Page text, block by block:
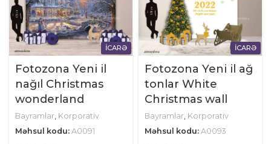
İCARƏ
Fotozona Yeni il
nağıl Christmas
wonderland
Bayramlar Korporativ
Məhsul kodu: A0091
İCARƏ
Fotozona Yeni il ağ
tonlar White
Christmas wall
Bayramlar Korporativ
Məhsul kodu: A0093